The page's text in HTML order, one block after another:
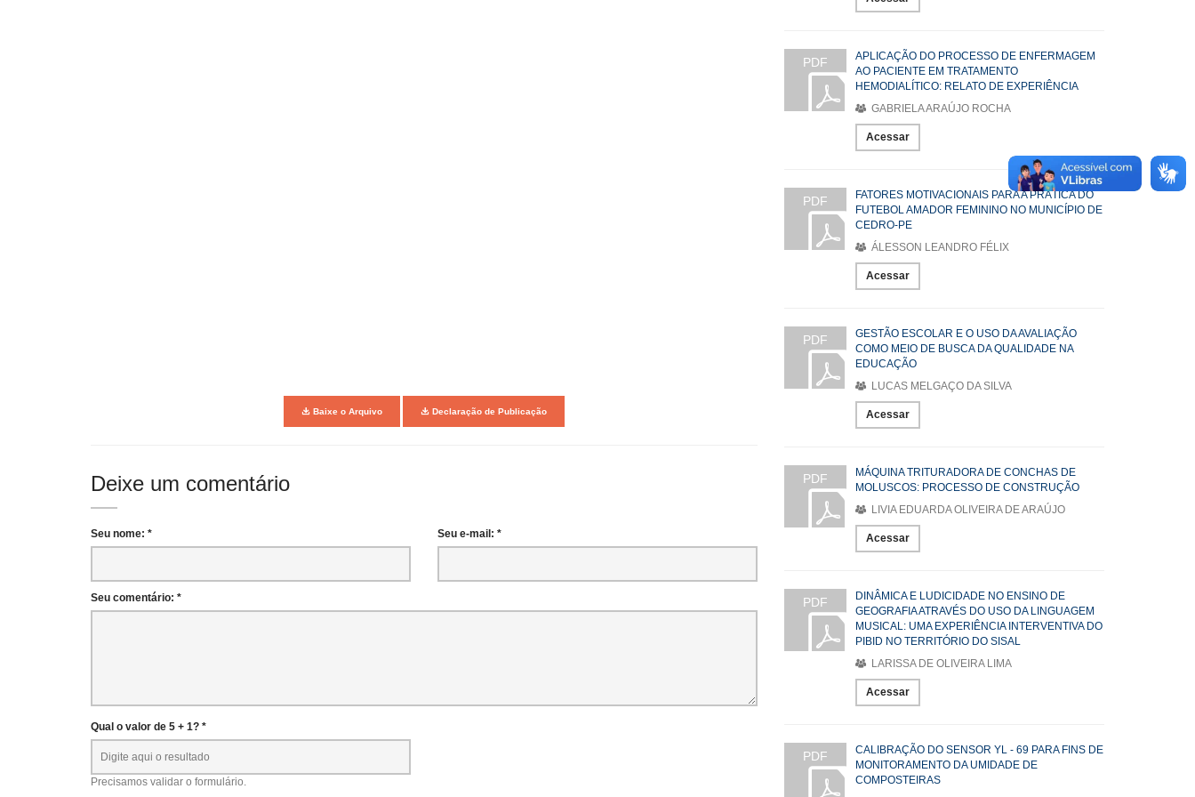
Baixe o Arquivo Declaração de Publicação
Deixe um comentário
Seu nome: * Seu e-mail: *
Seu comentário: *
Qual o valor de 5 + 1? *
Precisamos validar o formulário.
PDF
APLICAÇÃO DO PROCESSO DE ENFERMAGEM
AO PACIENTE EM TRATAMENTO
HEMODIALÍTICO: RELATO DE EXPERIÊNCIA
GABRIELA ARAÚJO ROCHA
Acessar
PDF
FATORES MOTIVACIONAIS PARA A PRÁTICA DO
FUTEBOL AMADOR FEMININO NO MUNICÍPIO DE
CEDRO-PE
ÁLESSON LEANDRO FÉLIX
Acessar
PDF
GESTÃO ESCOLAR E O USO DA AVALIAÇÃO
COMO MEIO DE BUSCA DA QUALIDADE NA
EDUCAÇÃO
LUCAS MELGAÇO DA SILVA
Acessar
PDF
MÁQUINA TRITURADORA DE CONCHAS DE
MOLUSCOS: PROCESSO DE CONSTRUÇÃO
LIVIA EDUARDA OLIVEIRA DE ARAÚJO
Acessar
PDF
DINÂMICA E LUDICIDADE NO ENSINO DE
GEOGRAFIA ATRAVÉS DO USO DA LINGUAGEM
MUSICAL: UMA EXPERIÊNCIA INTERVENTIVA DO
PIBID NO TERRITÓRIO DO SISAL
LARISSA DE OLIVEIRA LIMA
Acessar
PDF
CALIBRAÇÃO DO SENSOR YL - 69 PARA FINS DE
MONITORAMENTO DA UMIDADE DE
COMPOSTEIRAS